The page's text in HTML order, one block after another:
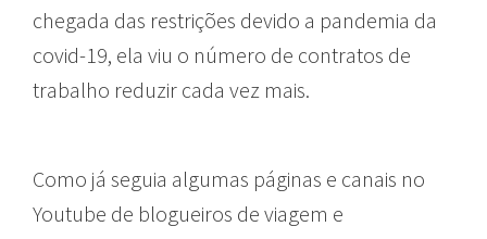
chegada das restrições devido a pandemia da
covid-19, ela viu o número de contratos de
trabalho reduzir cada vez mais.
Como já seguia algumas páginas e canais no
Youtube de blogueiros de viagem e